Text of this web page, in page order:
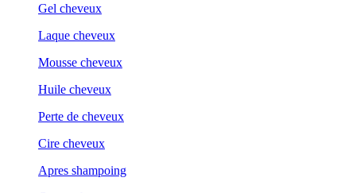
Gel cheveux
Laque cheveux
Mousse cheveux
Huile cheveux
Perte de cheveux
Cire cheveux
Apres shampoing